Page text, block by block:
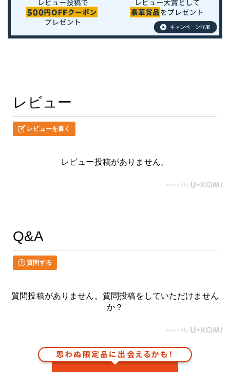
レビュー
レビューを書く
レビュー投稿がありません。
Q&A
質問する
質問投稿がありません。質問投稿をしていただけません
か？
思わぬ限定品に出会えるかも！